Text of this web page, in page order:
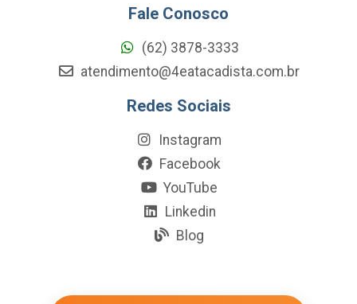
Fale Conosco
(62) 3878-3333
atendimento@4eatacadista.com.br
Redes Sociais
Instagram
Facebook
YouTube
Linkedin
Blog